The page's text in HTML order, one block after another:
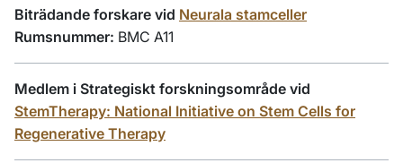
Biträdande forskare vid Neurala stamceller
Rumsnummer: BMC A11
Medlem i Strategiskt forskningsområde vid
StemTherapy: National Initiative on Stem Cells for
Regenerative Therapy